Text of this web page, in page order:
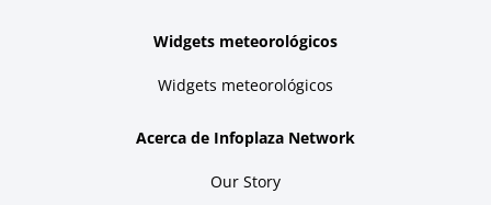
Widgets meteorológicos
Widgets meteorológicos
Acerca de Infoplaza Network
Our Story